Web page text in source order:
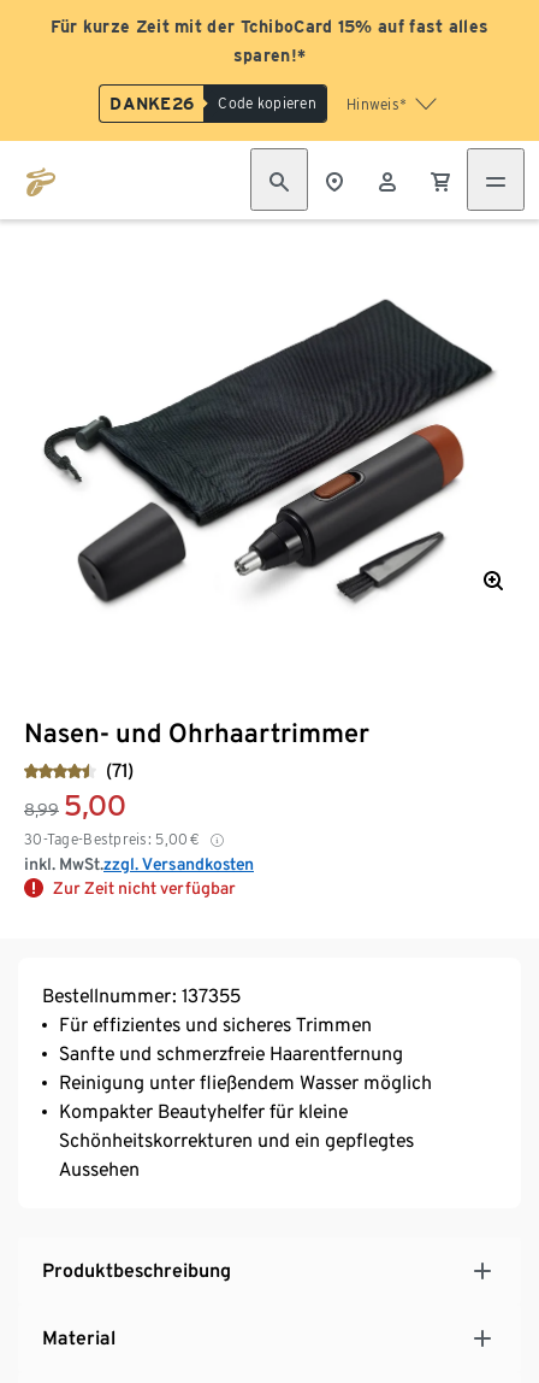
Für kurze Zeit mit der TchiboCard 15% auf fast alles
sparen!*
DANKE26 Code kopieren Hinweis*
Nasen- und Ohrhaartrimmer
(71)
8,99 5,00
30-Tage-Bestpreis: 5,00 €
inkl. MwSt.zzgl. Versandkosten
Zur Zeit nicht verfügbar
Bestellnummer: 137355
Für effizientes und sicheres Trimmen
Sanfte und schmerzfreie Haarentfernung
Reinigung unter fließendem Wasser möglich
Kompakter Beautyhelfer für kleine
Schönheitskorrekturen und ein gepflegtes
Aussehen
Produktbeschreibung
Material